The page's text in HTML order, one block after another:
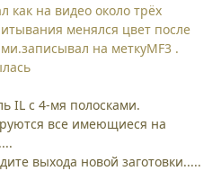
как на видео около трёх
менялся цвет после
на меткуMF3 .
IL с 4-мя полосками.
все имеющиеся на
выхода новой заготовки.....